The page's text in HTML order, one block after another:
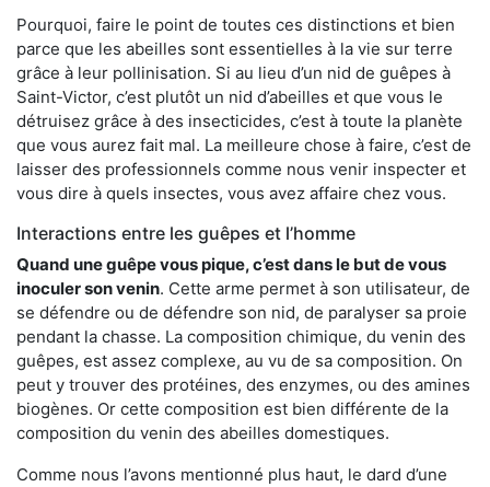
Pourquoi, faire le point de toutes ces distinctions et bien
parce que les abeilles sont essentielles à la vie sur terre
grâce à leur pollinisation. Si au lieu d’un nid de guêpes à
Saint-Victor, c’est plutôt un nid d’abeilles et que vous le
détruisez grâce à des insecticides, c’est à toute la planète
que vous aurez fait mal. La meilleure chose à faire, c’est de
laisser des professionnels comme nous venir inspecter et
vous dire à quels insectes, vous avez affaire chez vous.
Interactions entre les guêpes et l’homme
Quand une guêpe vous pique, c’est dans le but de vous
inoculer son venin. Cette arme permet à son utilisateur, de
se défendre ou de défendre son nid, de paralyser sa proie
pendant la chasse. La composition chimique, du venin des
guêpes, est assez complexe, au vu de sa composition. On
peut y trouver des protéines, des enzymes, ou des amines
biogènes. Or cette composition est bien différente de la
composition du venin des abeilles domestiques.
Comme nous l’avons mentionné plus haut, le dard d’une